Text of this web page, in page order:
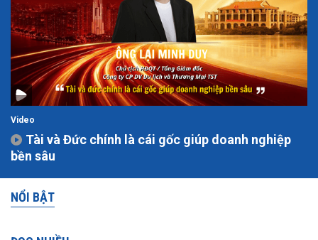
Video
Tài và Đức chính là cái gốc giúp doanh nghiệp
bền sâu
NỔI BẬT